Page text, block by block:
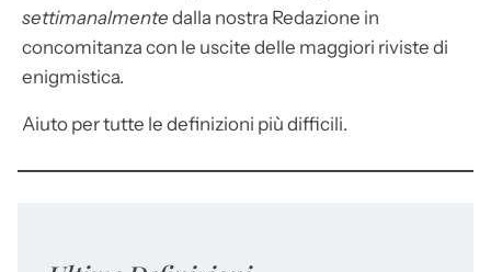
settimanalmente dalla nostra Redazione in
concomitanza con le uscite delle maggiori riviste di
enigmistica.
Aiuto per tutte le definizioni più difficili.